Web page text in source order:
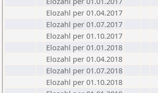
Elozahl per 01.04.2017
Elozahl per 01.07.2017
Elozahl per 01.10.2017
Elozahl per 01.01.2018
Elozahl per 01.04.2018
Elozahl per 01.07.2018
Elozahl per 01.10.2018